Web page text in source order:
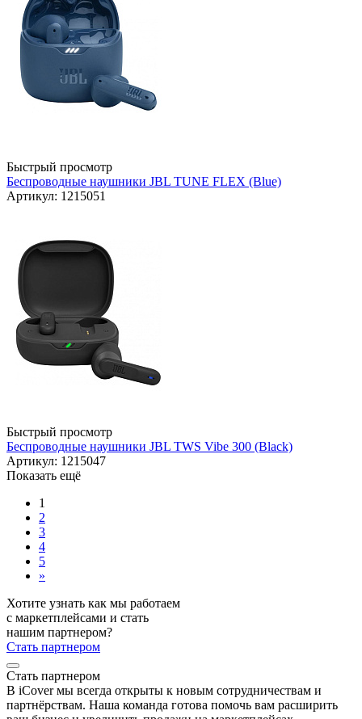
Быстрый просмотр
Беспроводные наушники JBL TUNE FLEX (Blue)
Артикул: 1215051
Быстрый просмотр
Беспроводные наушники JBL TWS Vibe 300 (Black)
Артикул: 1215047
Показать ещё
1
2
3
4
5
»
Хотите узнать как мы работаем
с маркетплейсами и стать
нашим партнером?
Стать партнером
Стать партнером
В iCover мы всегда открыты к новым сотрудничествам и
партнёрствам. Наша команда готова помочь вам расширить